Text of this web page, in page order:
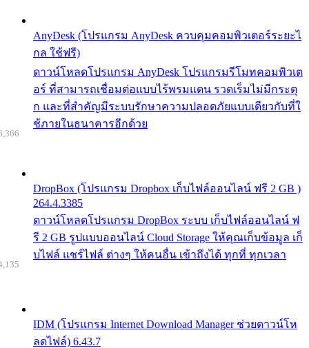
AnyDesk (โปรแกรม AnyDesk ควบคุมคอมพิวเตอร์ระยะไ
กล ใช้ฟรี)
ดาวน์โหลดโปรแกรม AnyDesk โปรแกรมรีโมทคอมพิวเต
อร์ ที่สามารถเชื่อมต่อแบบไร้พรมแดน รวดเร็มไม่มีกระตุ
ก และที่สำคัญมีระบบรักษาความปลอดภัยแบบเดียวกับที่ใ
ช้ภายในธนาคารอีกด้วย
DropBox (โปรแกรม Dropbox เก็บไฟล์ออนไลน์ ฟรี 2 GB )
264.4.3385
ดาวน์โหลดโปรแกรม DropBox ระบบ เก็บไฟล์ออนไลน์ ฟ
รี 2 GB รูปแบบออนไลน์ Cloud Storage ให้คุณเก็บข้อมูล เก็
บไฟล์ แชร์ไฟล์ ต่างๆ ให้คนอื่น เข้าถึงได้ ทุกที่ ทุกเวลา
IDM (โปรแกรม Internet Download Manager ช่วยดาวน์โห
ลดไฟล์) 6.43.7